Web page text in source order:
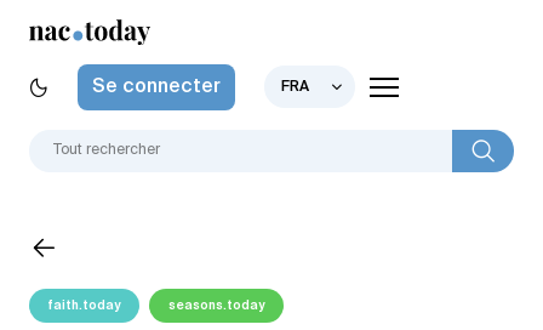
Se connecter FRA
faith.today seasons.today